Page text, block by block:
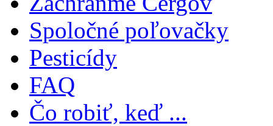
Spoločné poľovačky
Pesticídy
FAQ
Čo robiť, keď ...